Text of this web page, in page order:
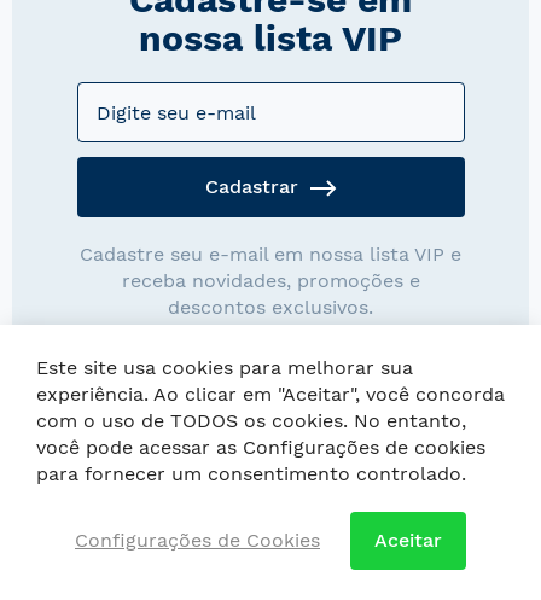
nossa lista VIP
Cadastrar
Cadastre seu e-mail em nossa lista VIP e
receba novidades, promoções e
descontos exclusivos.
Copyright © Loja Wentz. As imagens possuem direitos autorais,
Este site usa cookies para melhorar sua
experiência. Ao clicar em "Aceitar", você concorda
com o uso de TODOS os cookies. No entanto,
você pode acessar as Configurações de cookies
para fornecer um consentimento controlado.
Configurações de Cookies Aceitar